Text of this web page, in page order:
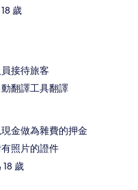
歲
接待旅客
翻譯工具翻譯
金做為雜費的押金
照片的證件
歲